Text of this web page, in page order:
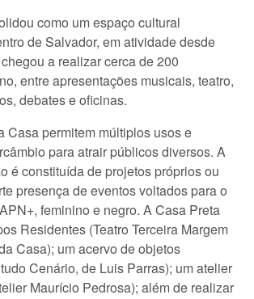
como um espaço cultural
de Salvador, em atividade desde
a realizar cerca de 200
entre apresentações musicais, teatro,
debates e oficinas.
Casa permitem múltiplos usos e
para atrair públicos diversos. A
é constituída de projetos próprios ou
presença de eventos voltados para o
feminino e negro. A Casa Preta
Residentes (Teatro Terceira Margem
Casa); um acervo de objetos
Cenário, de Luis Parras); um atelier
Maurício Pedrosa); além de realizar